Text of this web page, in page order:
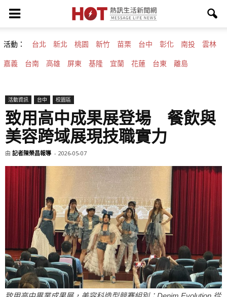
活動： 台北 新北 桃園 新竹 苗栗 台中 彰化 南投 雲林
嘉義 台南 高雄 屏東 基隆 宜蘭 花蓮 台東 離島
活動資訊 台中 校園區
致用高中成果展登場 餐飲與
美容跨域展現技職實力
由 記者陳榮昌報導 - 2026-05-07